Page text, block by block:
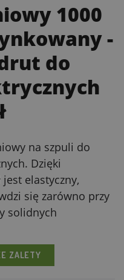
1000
-
do
na szpuli do
Dzięki
elastyczny,
się zarówno przy
solidnych
ZALETY